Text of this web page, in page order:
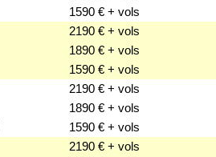
1590 € + vols
2190 € + vols
1890 € + vols
1590 € + vols
2190 € + vols
1890 € + vols
1590 € + vols
2190 € + vols